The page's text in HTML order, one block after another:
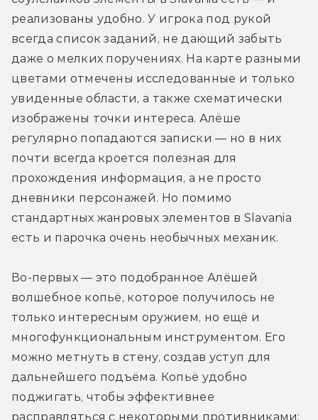
реализованы удобно. У игрока под рукой
всегда список заданий, не дающий забыть
даже о мелких поручениях. На карте разными
цветами отмечены исследованные и только
увиденные области, а также схематически
изображены точки интереса. Алёше
регулярно попадаются записки — но в них
почти всегда кроется полезная для
прохождения информация, а не просто
дневники персонажей. Но помимо
стандартных жанровых элементов в Slavania
есть и парочка очень необычных механик.
Во-первых — это подобранное Алёшей
волшебное копьё, которое получилось не
только интересным оружием, но ещё и
многофункциональным инструментом. Его
можно метнуть в стену, создав уступ для
дальнейшего подъёма. Копьё удобно
поджигать, чтобы эффективнее
расправляться с некоторыми противниками: